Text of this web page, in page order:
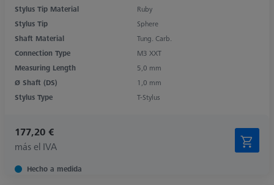
Stylus Tip Material
Ruby
Stylus Tip
Sphere
Shaft Material
Tung. Carb.
Connection Type
M3 XXT
Measuring Length
5,0 mm
Ø Shaft (DS)
1,0 mm
Stylus Type
T-Stylus
177,20 €
más el IVA
Hecho a medida